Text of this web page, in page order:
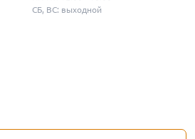
СБ, ВС: выходной